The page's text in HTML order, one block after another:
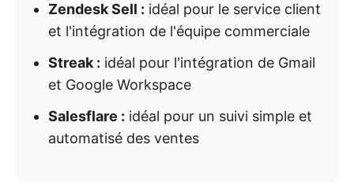
Zendesk Sell : idéal pour le service client
et l'intégration de l'équipe commerciale
Streak : idéal pour l'intégration de Gmail
et Google Workspace
Salesflare : idéal pour un suivi simple et
automatisé des ventes